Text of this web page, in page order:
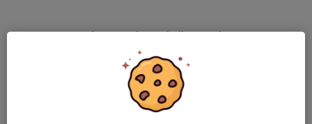
Ingen spelarstatistik sparad
När ni fyller i uppställning på respektive match visas statistiken
automatiskt på denna sida